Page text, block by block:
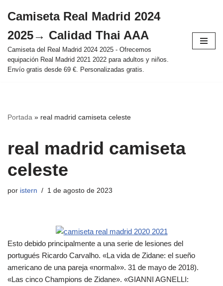
al
contenido
Camiseta Real Madrid 2024
2025→ Calidad Thai AAA
Camiseta del Real Madrid 2024 2025 - Ofrecemos
equipación Real Madrid 2021 2022 para adultos y niños.
Envío gratis desde 69 €. Personalizadas gratis.
Portada » real madrid camiseta celeste
real madrid camiseta
celeste
por istern 1 de agosto de 2023
Esto debido principalmente a una serie de lesiones del
portugués Ricardo Carvalho. «La vida de Zidane: el sueño
americano de una pareja «normal»». 31 de mayo de 2018).
«Las cinco Champions de Zidane». «GIANNI AGNELLI: